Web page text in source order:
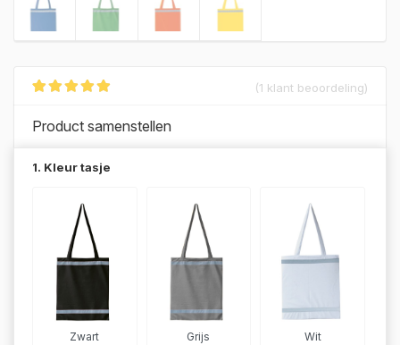
gebaseerd op
(1 klant beoordeling)
Product samenstellen
1. Kleur tasje
Zwart Grijs Wit